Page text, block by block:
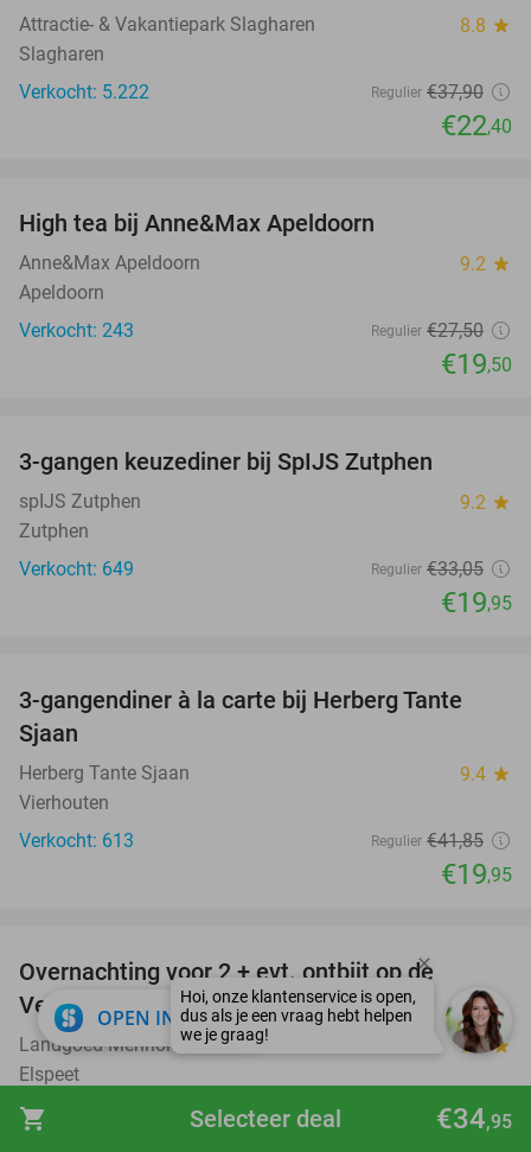
shopping_cart €34,95
Selecteer deal
Attractie- & Vakantiepark Slagharen 8.8 star
Slagharen
Verkocht: 5.222
Regulier €37,90
€22,40
High tea bij Anne&Max Apeldoorn
Anne&Max Apeldoorn 9.2 star
Apeldoorn
Verkocht: 243
Regulier €27,50
€19,50
3-gangen keuzediner bij SpIJS Zutphen
spIJS Zutphen 9.2 star
Zutphen
Verkocht: 649
Regulier €33,05
€19,95
52%
3-gangendiner à la carte bij Herberg Tante
Sjaan
Herberg Tante Sjaan 9.4 star
Vierhouten
Verkocht: 613
Regulier €41,85
€19,95
51%
Overnachting voor 2 + evt. ontbijt op de
Veluwe
Landgoed Mennorode 9.3star
Elspeet
Verkocht: 3.273
€130
OPEN IN APP close